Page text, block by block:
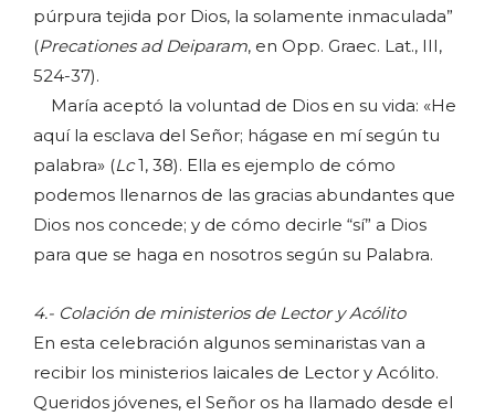
púrpura tejida por Dios, la solamente inmaculada”
(Precationes ad Deiparam, en Opp. Graec. Lat., III,
524-37).
María aceptó la voluntad de Dios en su vida: «He
aquí la esclava del Señor; hágase en mí según tu
palabra» (Lc1, 38). Ella es ejemplo de cómo
podemos llenarnos de las gracias abundantes que
Dios nos concede; y de cómo decirle “sí” a Dios
para que se haga en nosotros según su Palabra.
4.- Colación de ministerios de Lector y Acólito
En esta celebración algunos seminaristas van a
recibir los ministerios laicales de Lector y Acólito.
Queridos jóvenes, el Señor os ha llamado desde el